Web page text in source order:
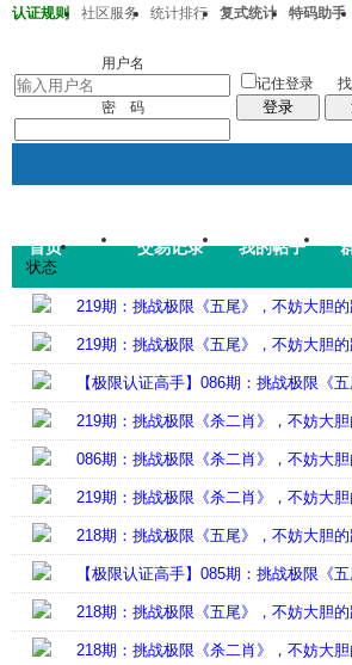
认证规则 社区服务 统计排行 复式统计 特码助手
用户名
密 码
记住登录
登录
首页 交易记录 我的帖子
码皇
状态
219期：挑战极限《五尾》，不妨大胆的
219期：挑战极限《五尾》，不妨大胆的
【极限认证高手】086期：挑战极限《
219期：挑战极限《杀二肖》，不妨大胆
086期：挑战极限《杀二肖》，不妨大胆
219期：挑战极限《杀二肖》，不妨大胆
218期：挑战极限《五尾》，不妨大胆的
【极限认证高手】085期：挑战极限《
218期：挑战极限《五尾》，不妨大胆的
218期：挑战极限《杀二肖》，不妨大胆